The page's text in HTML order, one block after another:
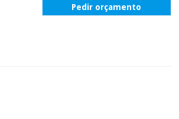
Pedir orçamento